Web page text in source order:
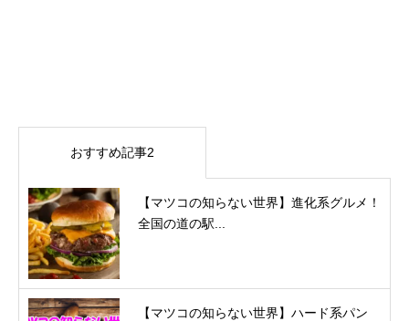
おすすめ記事2
【マツコの知らない世界】進化系グルメ！
全国の道の駅...
【マツコの知らない世界】ハード系パン